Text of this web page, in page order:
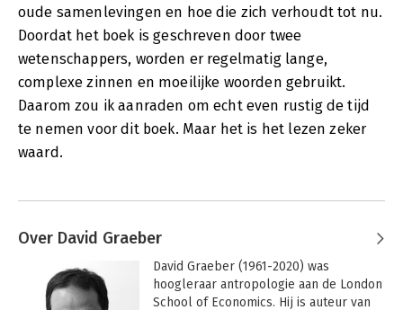
oude samenlevingen en hoe die zich verhoudt tot nu.
Doordat het boek is geschreven door twee
wetenschappers, worden er regelmatig lange,
complexe zinnen en moeilijke woorden gebruikt.
Daarom zou ik aanraden om echt even rustig de tijd
te nemen voor dit boek. Maar het is het lezen zeker
waard.
Over David Graeber
David Graeber (1961-2020) was
hoogleraar antropologie aan de London
School of Economics. Hij is auteur van